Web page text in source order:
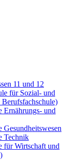
11 und 12
für Sozial- und
Ernährungs- und
Technik
für Wirtschaft und